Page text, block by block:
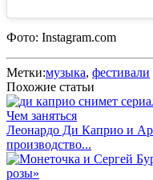
Фото: Instagram.com
Метки:музыка, фестивали
Похожие статьи
Чем заняться
Леонардо Ди Каприо и
производство...